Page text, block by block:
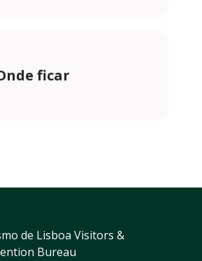
ficar
de Lisboa Visitors &
Bureau